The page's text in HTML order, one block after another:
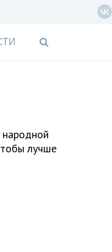
народной
лучше